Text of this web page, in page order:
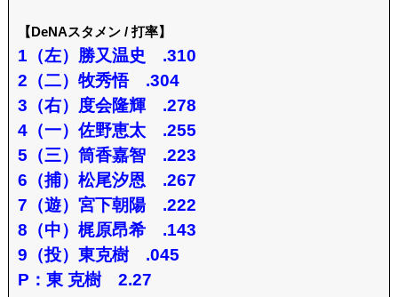
【DeNAスタメン / 打率】
1（左）勝又温史 .310
2（二）牧秀悟 .304
3（右）度会隆輝 .278
4（一）佐野恵太 .255
5（三）筒香嘉智 .223
6（捕）松尾汐恩 .267
7（遊）宮下朝陽 .222
8（中）梶原昂希 .143
9（投）東克樹 .045
P：東 克樹 2.27